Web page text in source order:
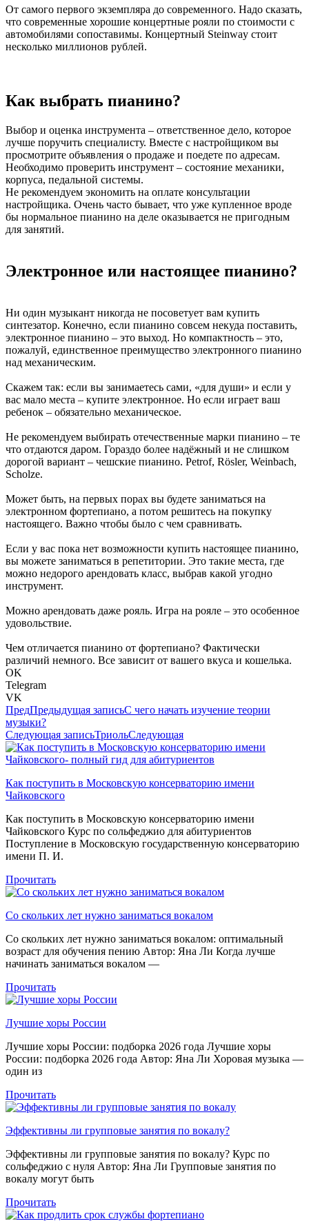
От самого первого экземпляра до современного. Надо сказать,
что современные хорошие концертные рояли по стоимости с
автомобилями сопоставимы. Концертный Steinway стоит
несколько миллионов рублей.
Как выбрать пианино?
Выбор и оценка инструмента – ответственное дело, которое
лучше поручить специалисту. Вместе с настройщиком вы
просмотрите объявления о продаже и поедете по адресам.
Необходимо проверить инструмент – состояние механики,
корпуса, педальной системы.
Не рекомендуем экономить на оплате консультации
настройщика. Очень часто бывает, что уже купленное вроде
бы нормальное пианино на деле оказывается не пригодным
для занятий.
Электронное или настоящее пианино?
Ни один музыкант никогда не посоветует вам купить
синтезатор. Конечно, если пианино совсем некуда поставить,
электронное пианино – это выход. Но компактность – это,
пожалуй, единственное преимущество электронного пианино
над механическим.
Скажем так: если вы занимаетесь сами, «для души» и если у
вас мало места – купите электронное. Но если играет ваш
ребенок – обязательно механическое.
Не рекомендуем выбирать отечественные марки пианино – те
что отдаются даром. Гораздо более надёжный и не слишком
дорогой вариант – чешские пианино. Petrof, Rösler, Weinbach,
Scholze.
Может быть, на первых порах вы будете заниматься на
электронном фортепиано, а потом решитесь на покупку
настоящего. Важно чтобы было с чем сравнивать.
Если у вас пока нет возможности купить настоящее пианино,
вы можете заниматься в репетитории. Это такие места, где
можно недорого арендовать класс, выбрав какой угодно
инструмент.
Можно арендовать даже рояль. Игра на рояле – это особенное
удовольствие.
Чем отличается пианино от фортепиано? Фактически
различий немного. Все зависит от вашего вкуса и кошелька.
OK
Telegram
VK
ПредПредыдущая записьС чего начать изучение теории
музыки?
Следующая записьТриольСледующая
Как поступить в Московскую консерваторию имени
Чайковского
Как поступить в Московскую консерваторию имени
Чайковского Курс по сольфеджио для абитуриентов
Поступление в Московскую государственную консерваторию
имени П. И.
Прочитать
Со скольких лет нужно заниматься вокалом
Со скольких лет нужно заниматься вокалом: оптимальный
возраст для обучения пению Автор: Яна Ли Когда лучше
начинать заниматься вокалом —
Прочитать
Лучшие хоры России
Лучшие хоры России: подборка 2026 года Лучшие хоры
России: подборка 2026 года Автор: Яна Ли Хоровая музыка —
один из
Прочитать
Эффективны ли групповые занятия по вокалу?
Эффективны ли групповые занятия по вокалу? Курс по
сольфеджио с нуля Автор: Яна Ли Групповые занятия по
вокалу могут быть
Прочитать